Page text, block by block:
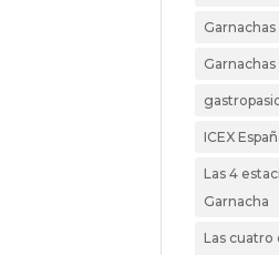
ICEX
Las 4
Garnacha
Las cuatro